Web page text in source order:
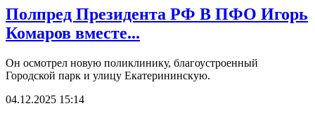
Полпред Президента РФ В ПФО Игорь
Комаров вместе...
Он осмотрел новую поликлинику, благоустроенный
Городской парк и улицу Екатерининскую.
04.12.2025 15:14